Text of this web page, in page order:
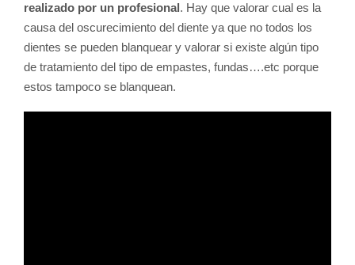
realizado por un profesional. Hay que valorar cual es la
causa del oscurecimiento del diente ya que no todos los
dientes se pueden blanquear y valorar si existe algún tipo
de tratamiento del tipo de empastes, fundas….etc porque
estos tampoco se blanquean.